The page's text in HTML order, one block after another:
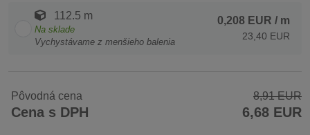
112.5 m
Na sklade
Vychystávame z menšieho balenia
0,208 EUR / m
23,40 EUR
Pôvodná cena 8,91 EUR
Cena s DPH 6,68 EUR